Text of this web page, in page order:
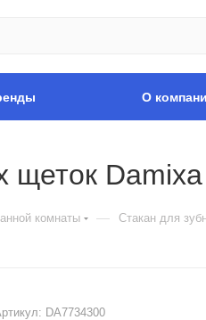
О
щеток
комнаты — Стакан для
DA7734300